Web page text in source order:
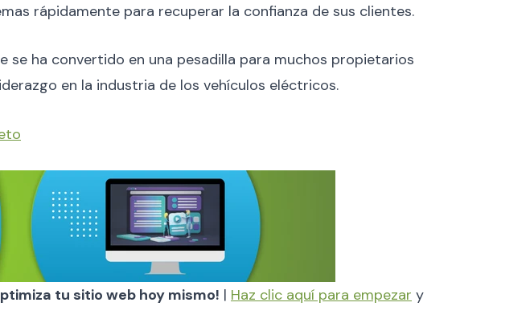
rápidamente para recuperar la confianza de sus clientes.
se ha convertido en una pesadilla para muchos propietarios
en la industria de los vehículos eléctricos.
tu sitio web hoy mismo! | Haz clic aquí para empezar y